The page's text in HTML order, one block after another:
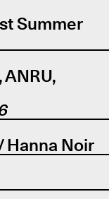
Summer
ANRU,
Hanna Noir